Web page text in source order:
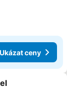
Ukázat ceny
oblíbených